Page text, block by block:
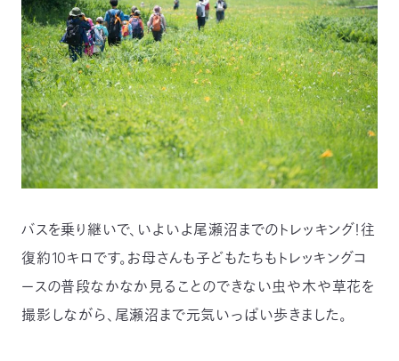
バスを乗り継いで、いよいよ尾瀬沼までのトレッキング！往
復約10キロです。お母さんも子どもたちもトレッキングコ
ースの普段なかなか見ることのできない虫や木や草花を
撮影しながら、尾瀬沼まで元気いっぱい歩きました。